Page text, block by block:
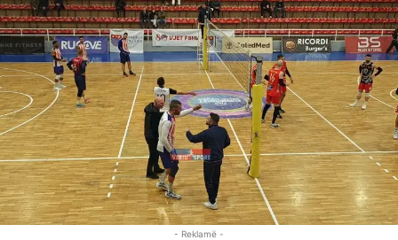
- Reklamë -